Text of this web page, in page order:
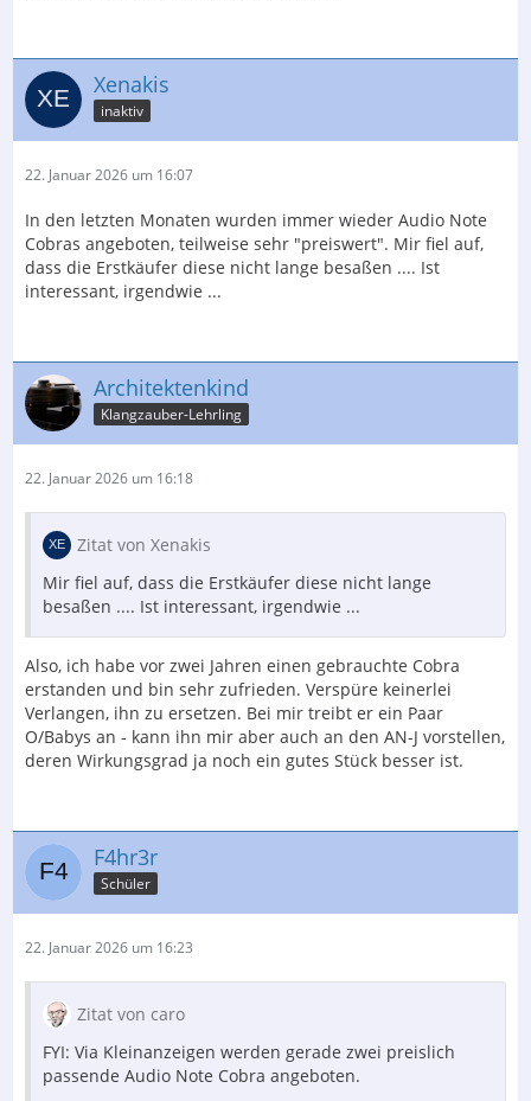
Xenakis
inaktiv
22. Januar 2026 um 16:07
In den letzten Monaten wurden immer wieder Audio Note
Cobras angeboten, teilweise sehr "preiswert". Mir fiel auf,
dass die Erstkäufer diese nicht lange besaßen .... Ist
interessant, irgendwie ...
Architektenkind
Klangzauber-Lehrling
22. Januar 2026 um 16:18
Zitat von Xenakis
Mir fiel auf, dass die Erstkäufer diese nicht lange
besaßen .... Ist interessant, irgendwie ...
Also, ich habe vor zwei Jahren einen gebrauchte Cobra
erstanden und bin sehr zufrieden. Verspüre keinerlei
Verlangen, ihn zu ersetzen. Bei mir treibt er ein Paar
O/Babys an - kann ihn mir aber auch an den AN-J vorstellen,
deren Wirkungsgrad ja noch ein gutes Stück besser ist.
F4hr3r
Schüler
22. Januar 2026 um 16:23
Zitat von caro
FYI: Via Kleinanzeigen werden gerade zwei preislich
passende Audio Note Cobra angeboten.